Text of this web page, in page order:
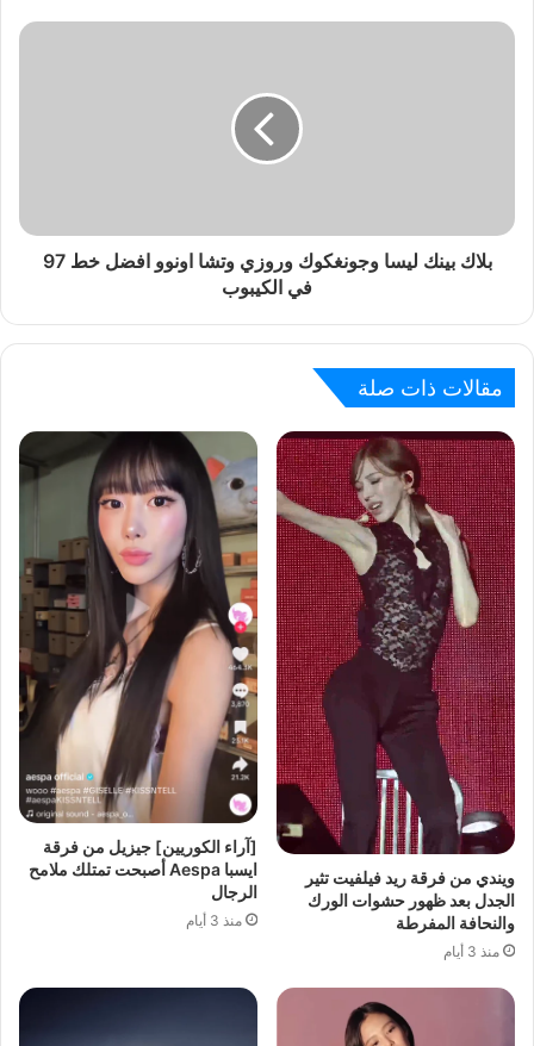
بلاك بينك ليسا وجونغكوك وروزي وتشا اونوو افضل خط 97
في الكيبوب
مقالات ذات صلة
ويندي من فرقة ريد فيلفيت تثير
الجدل بعد ظهور حشوات الورك
والنحافة المفرطة
منذ 3 أيام
[آراء الكوريين] جيزيل من فرقة
ايسبا Aespa أصبحت تمتلك ملامح
الرجال
منذ 3 أيام